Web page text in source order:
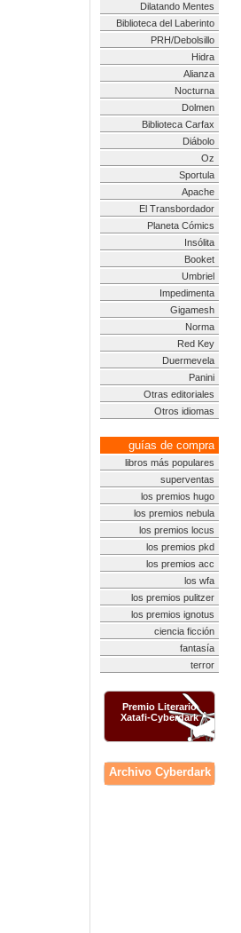
Dilatando Mentes
Biblioteca del Laberinto
PRH/Debolsillo
Hidra
Alianza
Nocturna
Dolmen
Biblioteca Carfax
Diábolo
Oz
Sportula
Apache
El Transbordador
Planeta Cómics
Insólita
Booket
Umbriel
Impedimenta
Gigamesh
Norma
Red Key
Duermevela
Panini
Otras editoriales
Otros idiomas
guías de compra
libros más populares
superventas
los premios hugo
los premios nebula
los premios locus
los premios pkd
los premios acc
los wfa
los premios pulitzer
los premios ignotus
ciencia ficción
fantasía
terror
Premio Literario
Xatafi-Cyberdark
Archivo Cyberdark